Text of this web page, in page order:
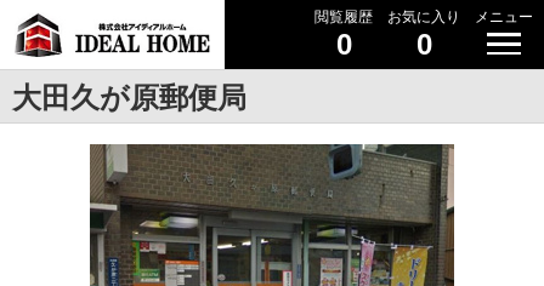
閲覧履歴
0
お気に入り
0
メニュー
大田久が原郵便局